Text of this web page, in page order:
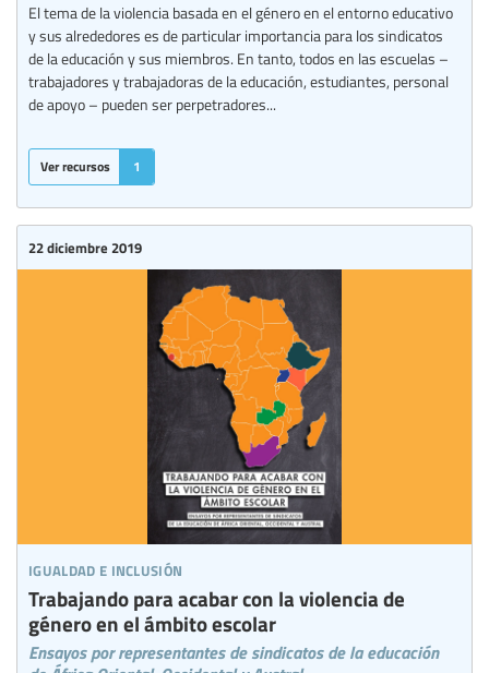
El tema de la violencia basada en el género en el entorno educativo
y sus alrededores es de particular importancia para los sindicatos
de la educación y sus miembros. En tanto, todos en las escuelas –
trabajadores y trabajadoras de la educación, estudiantes, personal
de apoyo – pueden ser perpetradores...
Ver recursos 1
igualdad e inclusión
Trabajando para acabar con la violencia de
género en el ámbito escolar
Ensayos por representantes de sindicatos de la educación
22 diciembre 2019